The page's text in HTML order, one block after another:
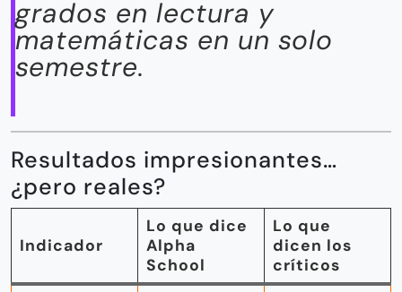
grados en lectura y
matemáticas en un solo
semestre.
Resultados impresionantes…
¿pero reales?
Indicador
Lo que dice
Alpha
School
Lo que
dicen los
críticos